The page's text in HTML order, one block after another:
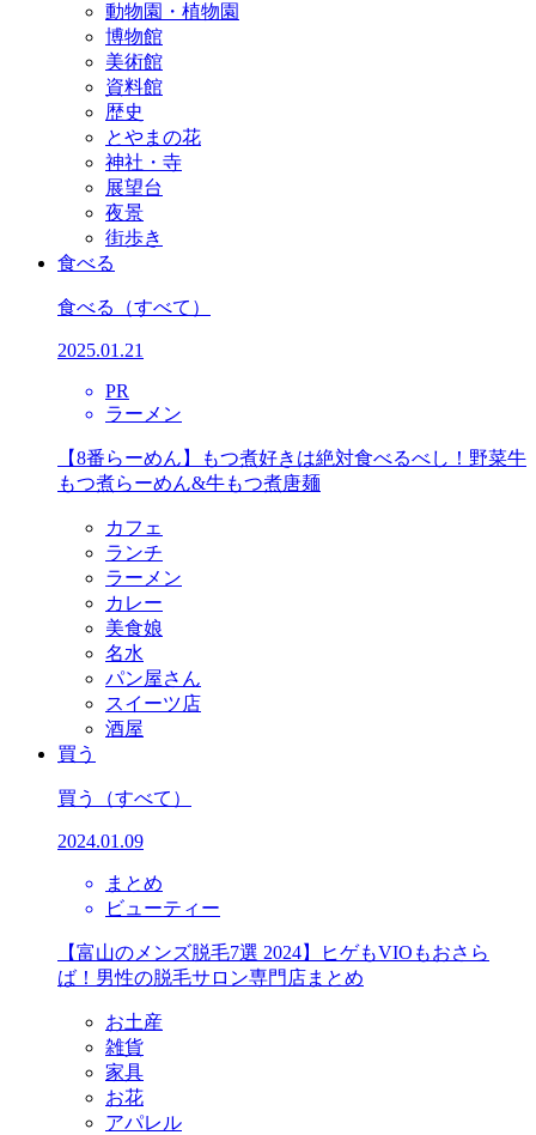
動物園・植物園
博物館
美術館
資料館
歴史
とやまの花
神社・寺
展望台
夜景
街歩き
食べる
食べる （すべて）
2025.01.21
PR
ラーメン
【8番らーめん】もつ煮好きは絶対食べるべし！野菜牛
もつ煮らーめん&牛もつ煮唐麺
カフェ
ランチ
ラーメン
カレー
美食娘
名水
パン屋さん
スイーツ店
酒屋
買う
買う （すべて）
2024.01.09
まとめ
ビューティー
【富山のメンズ脱毛7選 2024】ヒゲもVIOもおさら
ば！男性の脱毛サロン専門店まとめ
お土産
雑貨
家具
お花
アパレル